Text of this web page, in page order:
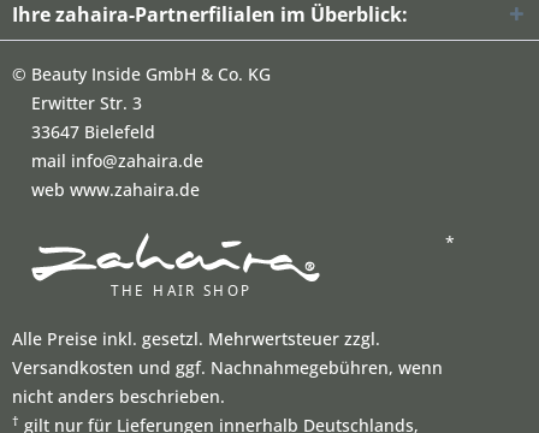
Ihre zahaira-Partnerfilialen im Überblick:
© Beauty Inside GmbH & Co. KG
Erwitter Str. 3
33647 Bielefeld
mail info@zahaira.de
web www.zahaira.de
*
Alle Preise inkl. gesetzl. Mehrwertsteuer zzgl.
Versandkosten und ggf. Nachnahmegebühren, wenn
nicht anders beschrieben.
† gilt nur für Lieferungen innerhalb Deutschlands,